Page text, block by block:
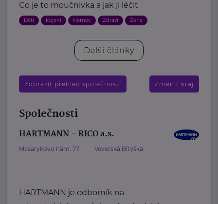
Co je to moučnivka a jak ji léčit
Děti Kojení Nemoc Zdraví Žena
Další články
Zobrazit přehled společností Změnit kraj
Společnosti
HARTMANN – RICO a.s.
Masarykovo nám. 77 Veverská Bítýška
HARTMANN je odborník na